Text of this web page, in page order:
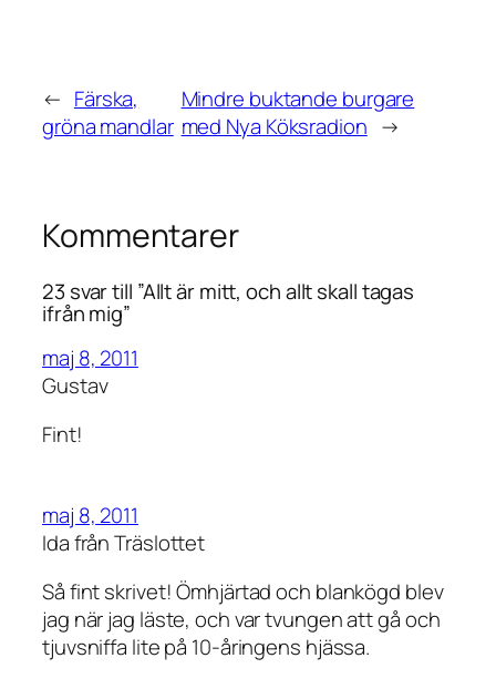
← Färska,
gröna mandlar
Mindre buktande burgare
med Nya Köksradion →
Kommentarer
23 svar till ”Allt är mitt, och allt skall tagas
ifrån mig”
maj 8, 2011
Gustav
Fint!
maj 8, 2011
Ida från Träslottet
Så fint skrivet! Ömhjärtad och blankögd blev
jag när jag läste, och var tvungen att gå och
tjuvsniffa lite på 10-åringens hjässa.